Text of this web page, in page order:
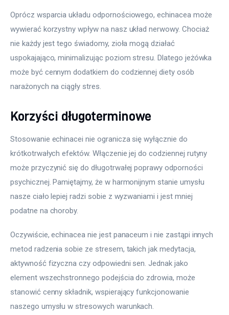
Oprócz wsparcia układu odpornościowego, echinacea może
wywierać korzystny wpływ na nasz układ nerwowy. Chociaż
nie każdy jest tego świadomy, zioła mogą działać
uspokajająco, minimalizując poziom stresu. Dlatego jeżówka
może być cennym dodatkiem do codziennej diety osób
narażonych na ciągły stres.
Korzyści długoterminowe
Stosowanie echinacei nie ogranicza się wyłącznie do
krótkotrwałych efektów. Włączenie jej do codziennej rutyny
może przyczynić się do długotrwałej poprawy odporności
psychicznej. Pamiętajmy, że w harmonijnym stanie umysłu
nasze ciało lepiej radzi sobie z wyzwaniami i jest mniej
podatne na choroby.
Oczywiście, echinacea nie jest panaceum i nie zastąpi innych
metod radzenia sobie ze stresem, takich jak medytacja,
aktywność fizyczna czy odpowiedni sen. Jednak jako
element wszechstronnego podejścia do zdrowia, może
stanowić cenny składnik, wspierający funkcjonowanie
naszego umysłu w stresowych warunkach.